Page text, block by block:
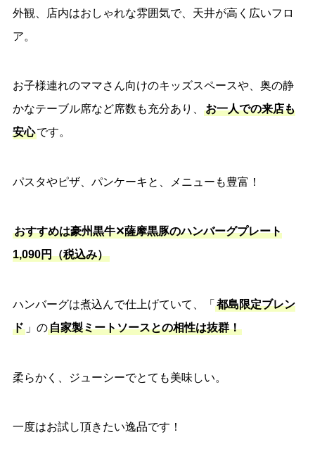
外観、店内はおしゃれな雰囲気で、天井が高く広いフロ
ア。
お子様連れのママさん向けのキッズスペースや、奥の静
かなテーブル席など席数も充分あり、
お一人での来店も
安心です。
パスタやピザ、パンケーキと、メニューも豊富！
おすすめは豪州黒牛✕薩摩黒豚のハンバーグプレート
1,090円（税込み）
ハンバーグは煮込んで仕上げていて、「 都島限定ブレン
ド」の自家製ミートソースとの相性は抜群！
柔らかく、ジューシーでとても美味しい。
一度はお試し頂きたい逸品です！